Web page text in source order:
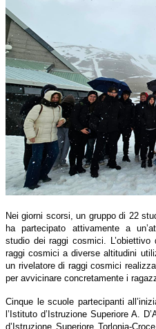
Nei giorni scorsi, un gruppo di 22
ha partecipato attivamente a
studio dei raggi cosmici.
raggi cosmici a diverse altitudini
un rivelatore di raggi cosmici
per avvicinare concretamente i
Cinque le scuole partecipanti
l’Istituto d’Istruzione Superiore A.
d’Istruzione Superiore Torlonia-